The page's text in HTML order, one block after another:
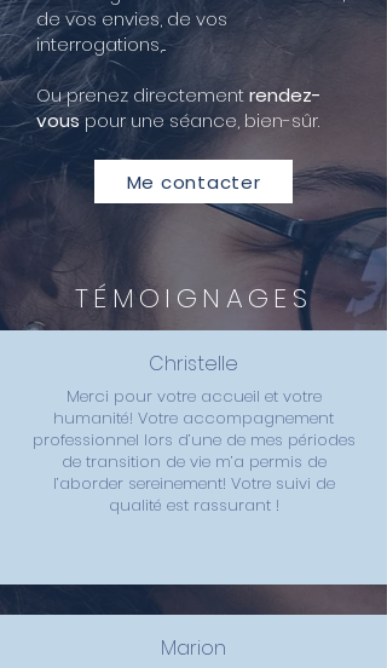
de vos envies, de vos
interrogations,...
Ou prenez directementrendez-
vouspour une séance, bien-sûr.
Me contacter
TÉMOIGNAGES
Christelle
Merci pour votre accueil et votre
humanité! Votre accompagnement
professionnel lors d’une de mes périodes
de transition de vie m’a permis de
l’aborder sereinement! Votre suivi de
qualité est rassurant !
Marion